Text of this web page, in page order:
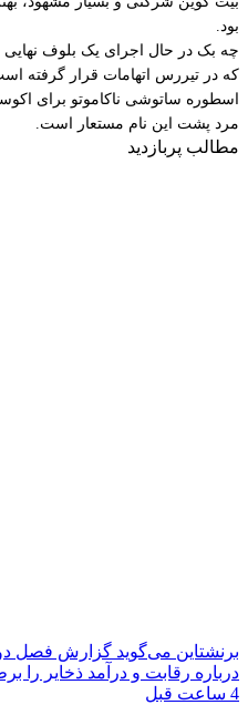
بود.
چه بک در حال اجرای یک بلوف نهایی
که در تیررس اتهامات قرار گرفته
اسطوره ساتوشی ناکاموتو برای
مرد پشت این نام مستعار است.
مطالب پربازدید
برنشتاین می‌گوید گزارش فصل
درباره رقابت و درآمد ذخایر را
4 ساعت قبل